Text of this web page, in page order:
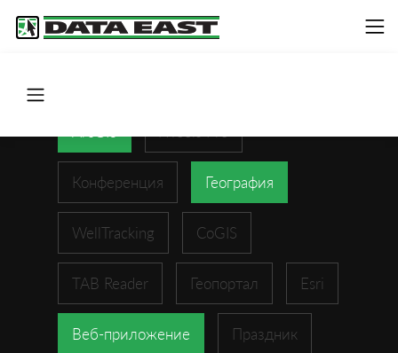
Конференция География
WellTracking CoGIS
TAB Reader Геопортал Esri
Веб-приложение Праздник